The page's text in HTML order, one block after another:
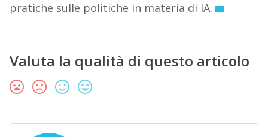
pratiche sulle politiche in materia di IA.
Valuta la qualità di questo articolo